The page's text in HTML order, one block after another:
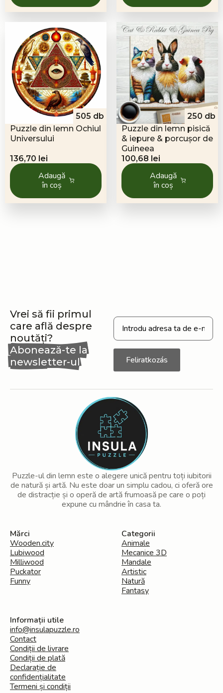
505 db
Puzzle din lemn Ochiul
Universului
136,70 lei
Adaugă
în coș
250 db
Puzzle din lemn pisică
& iepure & porcușor de
Guineea
100,68 lei
Adaugă
în coș
Vrei să fii primul
care află despre
noutăți?
Abonează-te la
newsletter-ul
Feliratkozás
Puzzle-ul din lemn este o alegere unică pentru toți iubitorii
de natură și artă. Nu este doar un simplu cadou, ci oferă ore
de distracție și o operă de artă frumoasă pe care o poți
expune cu mândrie în casa ta.
Mărci
Wooden.city
Lubiwood
Milliwood
Puckator
Funny
Categorii
Animale
Mecanice 3D
Mandale
Artistic
Natură
Fantasy
Informații utile
info@insulapuzzle.ro
Contact
Condiții de livrare
Condiții de plată
Declarație de
confidențialitate
Termeni și condiții